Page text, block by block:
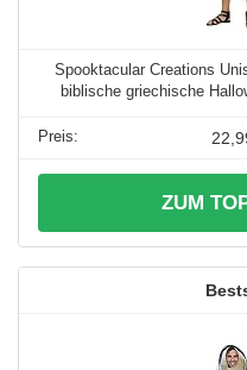
Spooktacular Creations
biblische griechische
ZUM